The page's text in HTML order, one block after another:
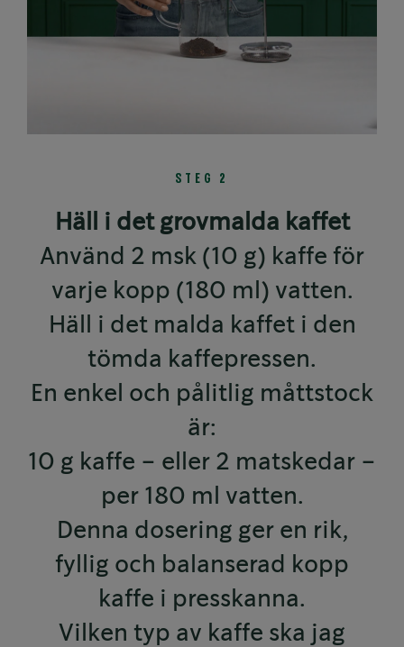
STEG 2
Häll i det grovmalda kaffet
Använd 2 msk (10 g) kaffe för
varje kopp (180 ml) vatten.
Häll i det malda kaffet i den
tömda kaffepressen.
En enkel och pålitlig måttstock
är:
10 g kaffe – eller 2 matskedar –
per 180 ml vatten.
Denna dosering ger en rik,
fyllig och balanserad kopp
kaffe i presskanna.
Vilken typ av kaffe ska jag